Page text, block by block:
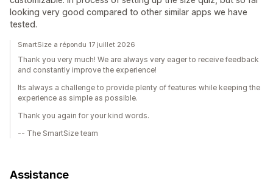
looking very good compared to other similar apps we have
tested.
SmartSize a répondu 17 juillet 2026
Thank you very much! We are always very eager to receive feedback
and constantly improve the experience!
Its always a challenge to provide plenty of features while keeping the
experience as simple as possible.
Thank you again for your kind words.
-- The SmartSize team
Assistance